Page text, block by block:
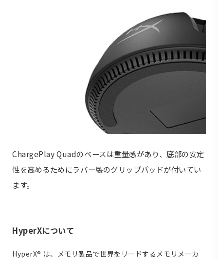
ChargePlay Quadのベースは重量感があり、底部の安定
性を高めるためにラバー製のグリップパッドが付いてい
ます。
HyperXについて
HyperX® は、メモリ製品で世界をリードするメモリメーカ